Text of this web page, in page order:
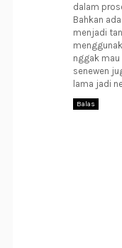
dalam
Bahkan
menjadi
nggak
senewen
lama jadi
Balas